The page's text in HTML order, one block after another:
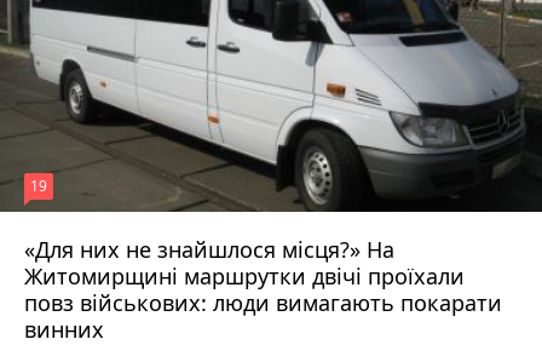
«Для них не знайшлося місця?» На
Житомирщині маршрутки двічі проїхали
повз військових: люди вимагають покарати
винних
19
17 липня 2026 р.